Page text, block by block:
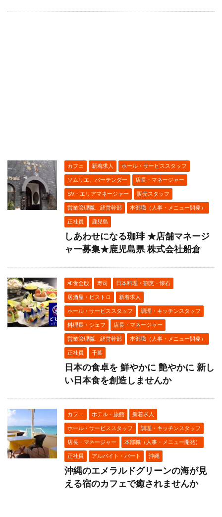
カフェ 新着求人 ホール・サービススタッフ
ソムリエ、バーテンダー 店長・マネージャー
SV・エリアマネージャー 販売スタッフ
営業管理職、経営幹部 本部職（人事・メニュー開発）
正社員 鹿児島
しあわせになる珈琲 ★店舗マネージ
ャー募集★鹿児島県 株式会社船倉
和食全般 寿司 日本料理・割烹・懐石
居酒屋・ビストロ 新着求人
ホール・サービススタッフ 調理・キッチンスタッフ
料理長・シェフ 店長・マネージャー
営業管理職、経営幹部 本部職（人事・メニュー開発）
正社員 千葉
日本の食卓を 鮮やかに 艶やかに 新し
い日本食を創造しませんか
カフェ ホテル・旅館 新着求人
ホール・サービススタッフ 調理・キッチンスタッフ
店長・マネージャー 本部職（人事・メニュー開発）
正社員 アルバイト・パート 沖縄
沖縄のエメラルドグリーンの海が見
える宿のカフェで癒されませんか